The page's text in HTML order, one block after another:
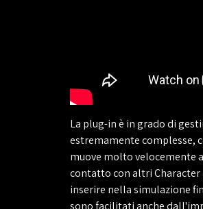
La plug-in è in grado di
estremamente complesse,
muove molto velocemente
contatto con altri Character
inserire nella simulazione
sono facilitati anche